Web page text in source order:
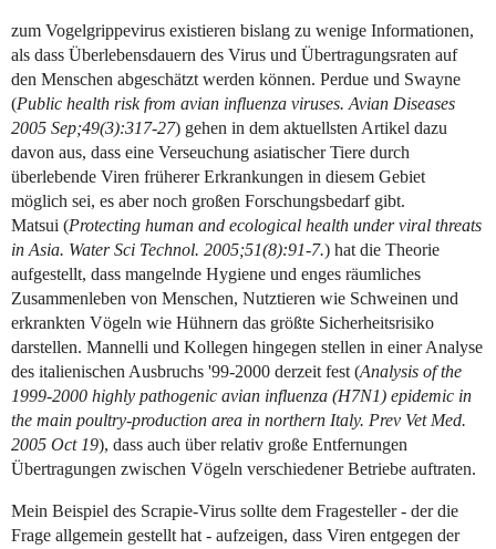
zum Vogelgrippevirus existieren bislang zu wenige Informationen,
als dass Überlebensdauern des Virus und Übertragungsraten auf
den Menschen abgeschätzt werden können. Perdue und Swayne
(Public health risk from avian influenza viruses. Avian Diseases
2005 Sep;49(3):317-27) gehen in dem aktuellsten Artikel dazu
davon aus, dass eine Verseuchung asiatischer Tiere durch
überlebende Viren früherer Erkrankungen in diesem Gebiet
möglich sei, es aber noch großen Forschungsbedarf gibt.
Matsui (Protecting human and ecological health under viral threats
in Asia. Water Sci Technol. 2005;51(8):91-7.) hat die Theorie
aufgestellt, dass mangelnde Hygiene und enges räumliches
Zusammenleben von Menschen, Nutztieren wie Schweinen und
erkrankten Vögeln wie Hühnern das größte Sicherheitsrisiko
darstellen. Mannelli und Kollegen hingegen stellen in einer Analyse
des italienischen Ausbruchs '99-2000 derzeit fest (Analysis of the
1999-2000 highly pathogenic avian influenza (H7N1) epidemic in
the main poultry-production area in northern Italy. Prev Vet Med.
2005 Oct 19), dass auch über relativ große Entfernungen
Übertragungen zwischen Vögeln verschiedener Betriebe auftraten.
Mein Beispiel des Scrapie-Virus sollte dem Fragesteller - der die
Frage allgemein gestellt hat - aufzeigen, dass Viren entgegen der